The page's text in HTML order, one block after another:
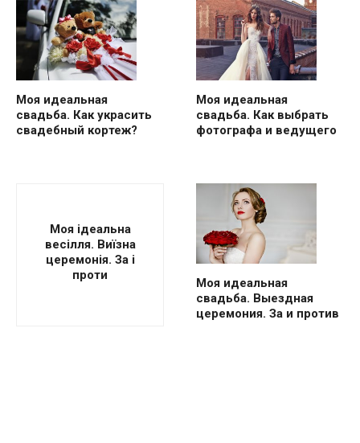
Моя идеальная
свадьба. Как украсить
свадебный кортеж?
Моя идеальная
свадьба. Как выбрать
фотографа и ведущего
Моя ідеальна
весілля. Виїзна
церемонія. За і
проти
Моя идеальная
свадьба. Выездная
церемония. За и против